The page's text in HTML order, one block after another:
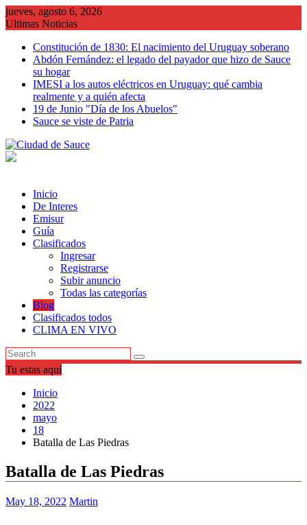
Saltar
al
jueves, agosto 6, 2026
Ultimas Noticias
Constitución de 1830: El nacimiento del Uruguay soberano
Abdón Fernández: el legado del payador que hizo de Sauce
su hogar
IMESI a los autos eléctricos en Uruguay: qué cambia
realmente y a quién afecta
19 de Junio "Día de los Abuelos"
Sauce se viste de Patria
Inicio
De Interes
Emisur
Guía
Clasificados
Ingresar
Registrarse
Subir anuncio
Todas las categorías
Blog
Clasificados todos
CLIMA EN VIVO
Tu estas aquí
Inicio
2022
mayo
18
Batalla de Las Piedras
Batalla de Las Piedras
May 18, 2022 Martin